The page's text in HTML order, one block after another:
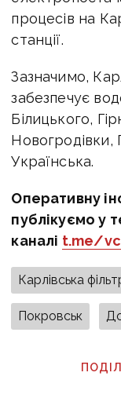
процесів на
станції.
Зазначимо,
забезпечує
Білицького,
Новогродівки,
Українська.
Оперативну
публікуємо у
каналі t.me/
Карлівська
Покровськ